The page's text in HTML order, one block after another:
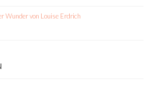
Wunder von Louise Erdrich